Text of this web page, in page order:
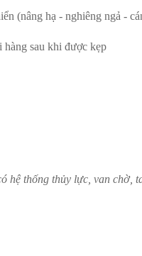
(nâng hạ - nghiêng ngả -
sau khi được kẹp
hệ thống thủy lực, van chờ,